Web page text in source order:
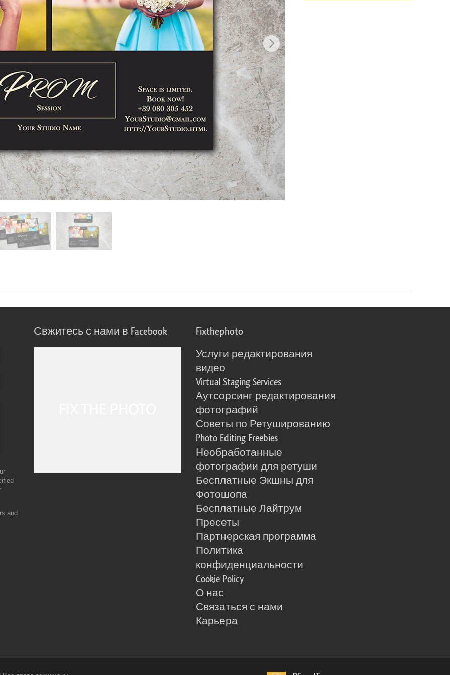
ретуши Ретушь ювелирных Данные для обучения
ИИ
Video Editing Services
and
Свжитесь с нами в Facebook Fixthephoto
Услуги редактирования
видео
Virtual Staging Services
Аутсорсинг редактирования
фотографий
Советы по Ретушированию
Photo Editing Freebies
Необработанные
фотографии для ретуши
Бесплатные Экшны для
Фотошопа
Бесплатные Лайтрум
Пресеты
Партнерская программа
Политика
конфиденциальности
Cookie Policy
О нас
Связаться с нами
Карьера